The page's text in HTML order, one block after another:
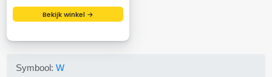
Bekijk winkel →
Symbool:W